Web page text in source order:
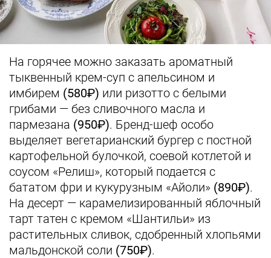
На горячее можно заказать ароматный
тыквенный крем-суп с апельсином и
имбирем (580₽) или ризотто с белыми
грибами — без сливочного масла и
пармезана (950₽). Бренд-шеф особо
выделяет вегетарианский бургер с постной
картофельной булочкой, соевой котлетой и
соусом «Релиш», который подается с
бататом фри и кукурузным «Айоли» (890₽).
На десерт — карамелизированный яблочный
тарт татен с кремом «Шантильи» из
растительных сливок, сдобренный хлопьями
мальдонской соли (750₽).